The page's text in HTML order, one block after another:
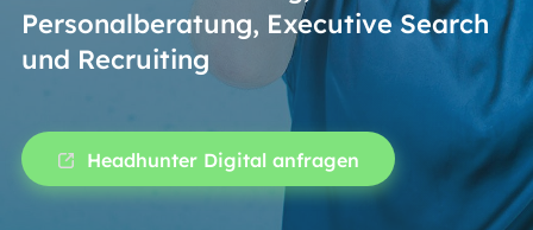
Personalberatung, Executive Search
und Recruiting
Headhunter Digital anfragen